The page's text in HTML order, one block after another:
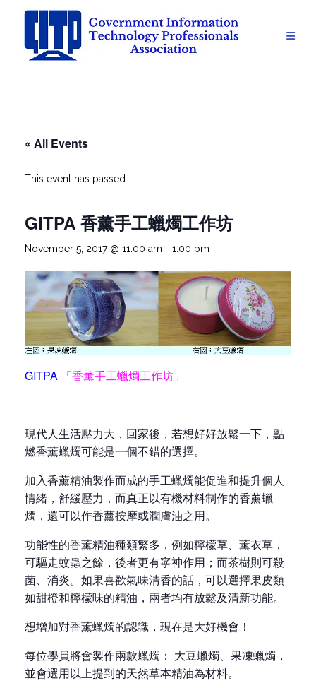
content
« All Events
This event has passed.
GITPA 香薰手工蠟燭工作坊
November 5, 2017 @ 11:00 am - 1:00 pm
GITPA 「香薰手工蠟燭工作坊」
現代人生活壓力大，回家後，若想好好放鬆一下，點
燃香薰蠟燭可能是一個不錯的選擇。
加入香薰精油製作而成的手工蠟燭能促進和提升個人
情緒，舒緩壓力，而真正以有機材料制作的香薰蠟
燭，還可以作香薰按摩或潤膚油之用。
功能性的香薰精油種類繁多，例如檸檬草、薰衣草，
可驅走蚊蟲之餘，後者更有寧神作用；而茶樹則可殺
菌、消炎。如果喜歡氣味清香的話，可以選擇果皮類
如甜橙和檸檬味的精油，兩者均有放鬆及清新功能。
想增加對香薰蠟燭的認識，現在是大好機會！
每位學員將會製作兩款蠟燭： 大豆蠟燭、果凍蠟燭，
並會選用以上提到的天然草本精油為材料。